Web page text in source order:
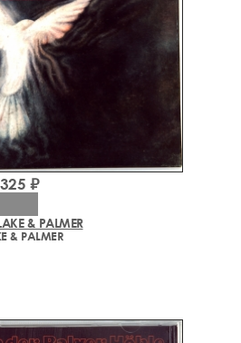
& PALMER
& PALMER
₽